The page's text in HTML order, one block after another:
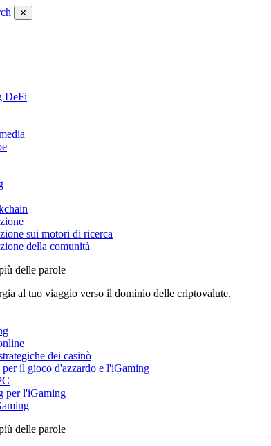
✕
DeFi
sui motori di ricerca
della comunità
delle parole
al tuo viaggio verso il dominio delle criptovalute.
dei casinò
il gioco d'azzardo e l'iGaming
per l'iGaming
delle parole